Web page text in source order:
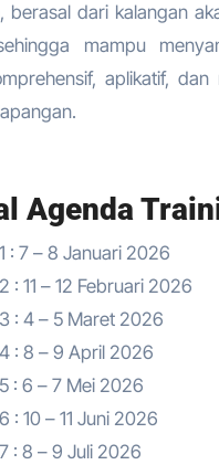
berasal dari kalangan
mampu
aplikatif,
Agenda
: 7 – 8 Januari 2026
: 11 – 12 Februari 2026
: 4 – 5 Maret 2026
: 8 – 9 April 2026
: 6 – 7 Mei 2026
: 10 – 11 Juni 2026
: 8 – 9 Juli 2026